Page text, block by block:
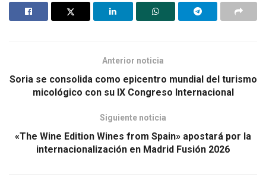
o
tir
Anterior noticia
Soria se consolida como epicentro mundial del turismo
micológico con su IX Congreso Internacional
Siguiente noticia
«The Wine Edition Wines from Spain» apostará por la
internacionalización en Madrid Fusión 2026